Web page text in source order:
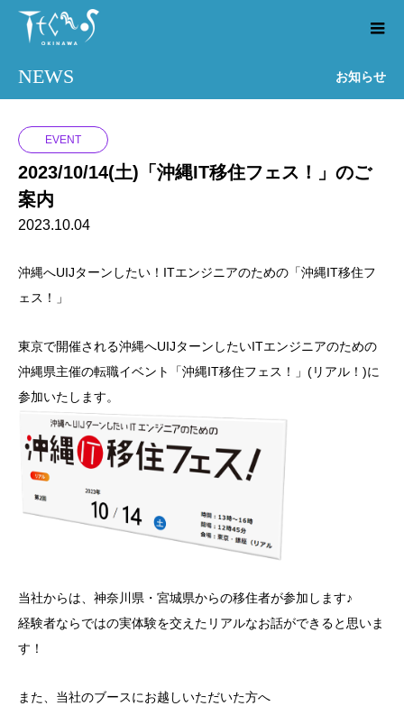
NEWS お知らせ
EVENT
2023/10/14(土)「沖縄IT移住フェス！」のご
案内
2023.10.04
沖縄へUIJターンしたい！ITエンジニアのための「沖縄IT移住フ
ェス！」
東京で開催される沖縄へUIJターンしたいITエンジニアのための
沖縄県主催の転職イベント「沖縄IT移住フェス！」(リアル！)に
参加いたします。
当社からは、神奈川県・宮城県からの移住者が参加します♪
経験者ならではの実体験を交えたリアルなお話ができると思いま
す！
また、当社のブースにお越しいただいた方へ